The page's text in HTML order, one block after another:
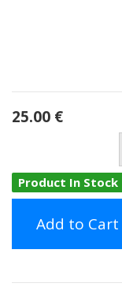
25.00 €
Product In Stock
Add to Cart